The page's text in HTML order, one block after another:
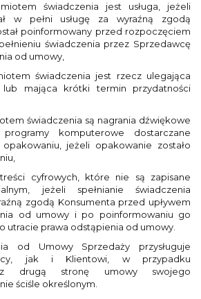
świadczenia jest usługa, jeżeli
w pełni usługę za wyraźną zgodą
poinformowany przed rozpoczęciem
świadczenia przez Sprzedawcę
od umowy,
świadczenia jest rzecz ulegająca
lub mająca krótki termin przydatności
świadczenia są nagrania dźwiękowe
komputerowe dostarczane
jeżeli opakowanie zostało
cyfrowych, które nie są zapisane
jeżeli spełnianie świadczenia
zgodą Konsumenta przed upływem
od umowy i po poinformowaniu go
utracie prawa odstąpienia od umowy.
od Umowy Sprzedaży przysługuje
jak i Klientowi, w przypadku
drugą stronę umowy swojego
ściśle określonym.